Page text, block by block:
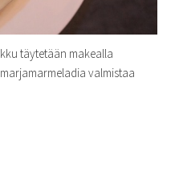
täytetään makealla
valmistaa